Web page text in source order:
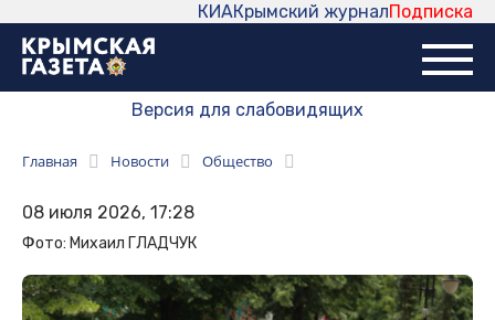
Подписка
Крымский журнал
КИА
Версия для слабовидящих
Главная Новости Общество
08 июля 2026, 17:28
Фото: Михаил ГЛАДЧУК